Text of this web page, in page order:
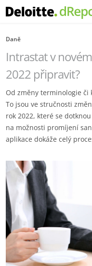
Daně
Intrastat v
2022 připravit?
Od změny terminologie či
To jsou ve stručnosti
rok 2022, které se
na možnosti promíjení
aplikace dokáže celý